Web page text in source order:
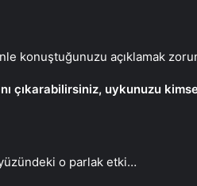
konuştuğunuzu açıklamak
çıkarabilirsiniz, uykunuzu
o parlak etki…